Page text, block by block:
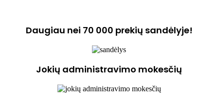
Daugiau nei 70 000 prekių sandėlyje!
Jokių administravimo mokesčių